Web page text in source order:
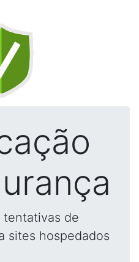
tentativas de
sites hospedados